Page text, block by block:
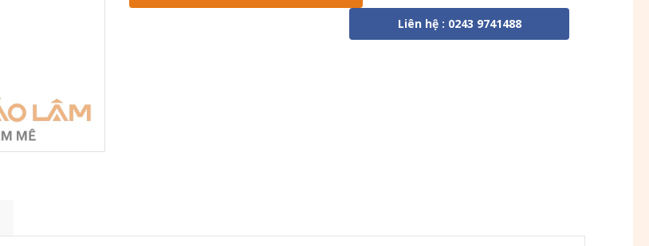
Liên hệ : 0243 9741488